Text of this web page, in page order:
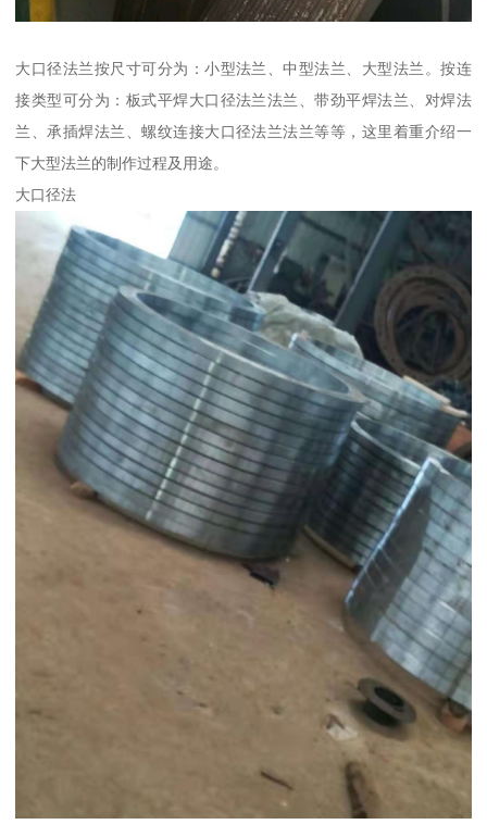
大口径法兰按尺寸可分为：小型法兰、中型法兰、大型法兰。按连
接类型可分为：板式平焊大口径法兰法兰、带劲平焊法兰、对焊法
兰、承插焊法兰、螺纹连接大口径法兰法兰等等，这里着重介绍一
下大型法兰的制作过程及用途。
大口径法